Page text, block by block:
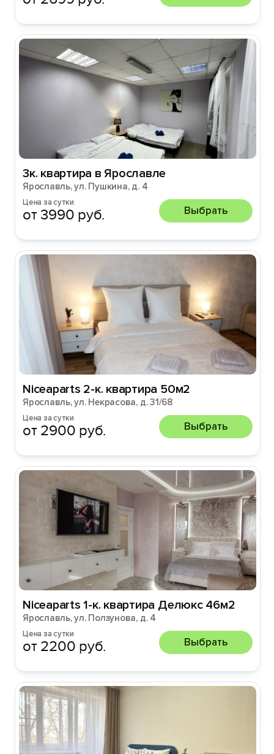
3к. квартира в Ярославле
Ярославль, ул. Пушкина, д. 4
Цена за сутки
от 3990 руб. Выбрать
Niceaparts 2-к. квартира 50м2
Ярославль, ул. Некрасова, д. 31/68
Цена за сутки
от 2900 руб. Выбрать
Niceaparts 1-к. квартира Делюкс 46м2
Ярославль, ул. Ползунова, д. 4
Цена за сутки
от 2200 руб. Выбрать